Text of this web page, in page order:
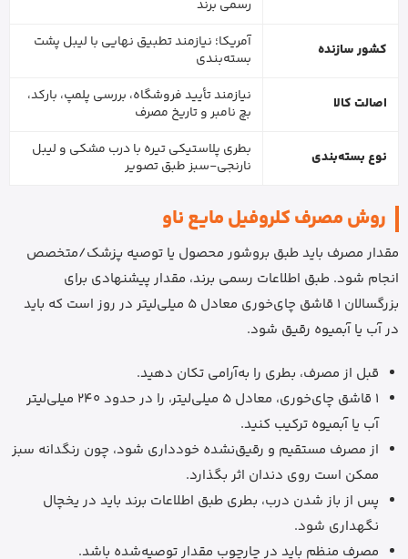
رسمی برند
کشور سازنده
آمریکا؛ نیازمند تطبیق نهایی با لیبل پشت
بسته‌بندی
اصالت کالا
نیازمند تأیید فروشگاه، بررسی پلمپ، بارکد،
بچ نامبر و تاریخ مصرف
نوع بسته‌بندی
بطری پلاستیکی تیره با درب مشکی و لیبل
نارنجی-سبز طبق تصویر
روش مصرف کلروفیل مایع ناو
مقدار مصرف باید طبق بروشور محصول یا توصیه پزشک/متخصص
انجام شود. طبق اطلاعات رسمی برند، مقدار پیشنهادی برای
بزرگسالان 1 قاشق چای‌خوری معادل 5 میلی‌لیتر در روز است که باید
در آب یا آبمیوه رقیق شود.
قبل از مصرف، بطری را به‌آرامی تکان دهید.
1 قاشق چای‌خوری، معادل 5 میلی‌لیتر، را در حدود 240 میلی‌لیتر
آب یا آبمیوه ترکیب کنید.
از مصرف مستقیم و رقیق‌نشده خودداری شود، چون رنگدانه سبز
ممکن است روی دندان اثر بگذارد.
پس از باز شدن درب، بطری طبق اطلاعات برند باید در یخچال
نگهداری شود.
مصرف منظم باید در چارچوب مقدار توصیه‌شده باشد.